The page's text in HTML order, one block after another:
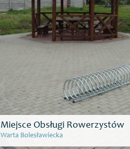
Miejsce Obsługi Rowerzystów
Warta Bolesławiecka